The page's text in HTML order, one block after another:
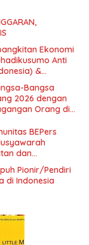
Ekonomi
Anti
&
Perekonomian
Bangsa
Bangsa
2026 dengan
Orang di
BEPers
dan
Riset di seluruh
Pionir/Pendiri
di Indonesia